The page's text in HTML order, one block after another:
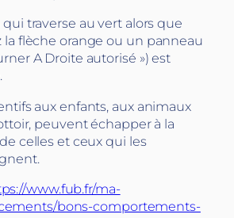
traverse au vert alors que
la flèche orange ou un panneau
A Droite autorisé ») est
aux enfants, aux animaux
peuvent échapper à la
celles et ceux qui les
www.fub.fr/ma-
bons-comportements-